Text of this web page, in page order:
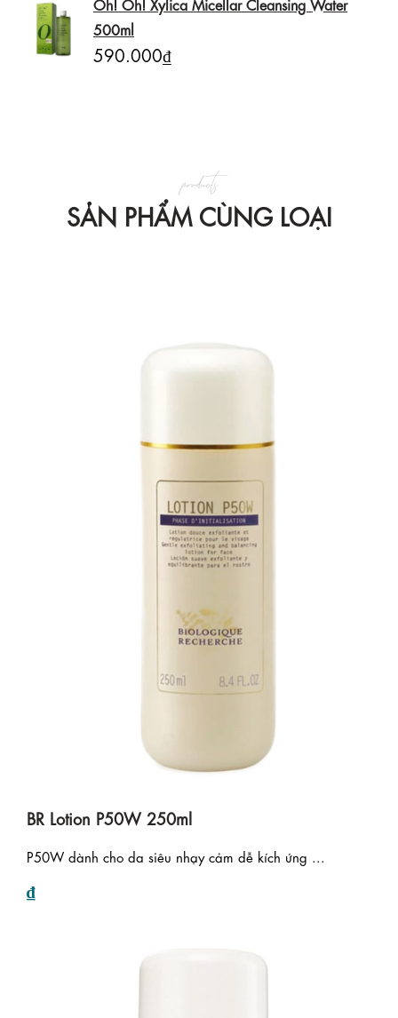
Oh! Oh! Xylica Micellar Cleansing Water
500ml
590.000₫
SẢN PHẨM CÙNG LOẠI
products
BR Lotion P50W 250ml
P50W dành cho da siêu nhạy cảm dễ kích ứng ...
₫